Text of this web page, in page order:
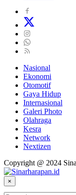
Nasional
Ekonomi
Otomotif
Gaya Hidup
Internasional
Galeri Photo
Olahraga
Kesra
Network
Nextizen
Copyright @ 2024
×